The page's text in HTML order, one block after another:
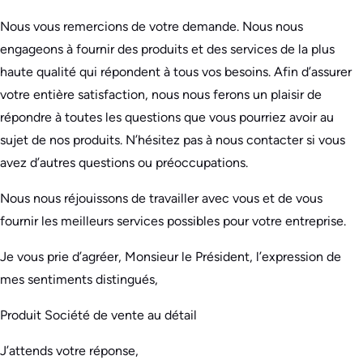
Nous vous remercions de votre demande. Nous nous
engageons à fournir des produits et des services de la plus
haute qualité qui répondent à tous vos besoins. Afin d’assurer
votre entière satisfaction, nous nous ferons un plaisir de
répondre à toutes les questions que vous pourriez avoir au
sujet de nos produits. N’hésitez pas à nous contacter si vous
avez d’autres questions ou préoccupations.
Nous nous réjouissons de travailler avec vous et de vous
fournir les meilleurs services possibles pour votre entreprise.
Je vous prie d’agréer, Monsieur le Président, l’expression de
mes sentiments distingués,
Produit Société de vente au détail
J’attends votre réponse,